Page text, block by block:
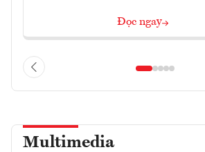
Đọc ngay
Multimedia